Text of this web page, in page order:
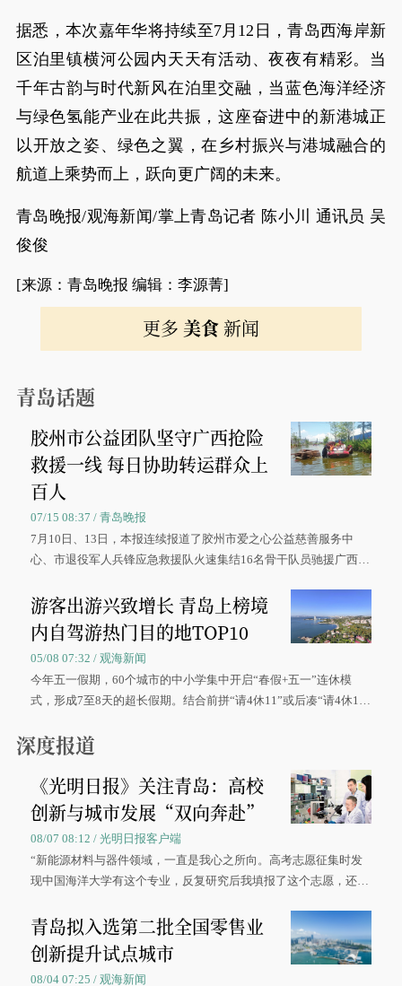
据悉，本次嘉年华将持续至7月12日，青岛西海岸新
区泊里镇横河公园内天天有活动、夜夜有精彩。当
千年古韵与时代新风在泊里交融，当蓝色海洋经济
与绿色氢能产业在此共振，这座奋进中的新港城正
以开放之姿、绿色之翼，在乡村振兴与港城融合的
航道上乘势而上，跃向更广阔的未来。
青岛晚报/观海新闻/掌上青岛记者 陈小川 通讯员 吴
俊俊
[来源：青岛晚报 编辑：李源菁]
更多 美食新闻
青岛话题
胶州市公益团队坚守广西抢险
救援一线 每日协助转运群众上
百人
07/15 08:37 / 青岛晚报
7月10日、13日，本报连续报道了胶州市爱之心公益慈善服务中
心、市退役军人兵锋应急救援队火速集结16名骨干队员驰援广西灾
游客出游兴致增长 青岛上榜境
内自驾游热门目的地TOP10
05/08 07:32 / 观海新闻
今年五一假期，60个城市的中小学集中开启“春假+五一”连休模
式，形成7至8天的超长假期。结合前拼“请4休11”或后凑“请4休1
深度报道
《光明日报》关注青岛：高校
创新与城市发展“双向奔赴”
08/07 08:12 / 光明日报客户端
“新能源材料与器件领域，一直是我心之所向。高考志愿征集时发
现中国海洋大学有这个专业，反复研究后我填报了这个志愿，还真
大学材料科学与工程学院材料类专业的录取通知书。
青岛拟入选第二批全国零售业
创新提升试点城市
08/04 07:25 / 观海新闻